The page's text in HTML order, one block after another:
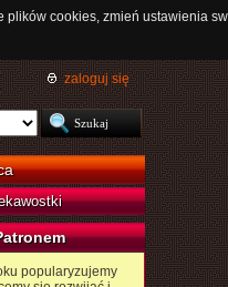
plików cookies, zmień ustawienia
zaloguj się
popularyzujemy